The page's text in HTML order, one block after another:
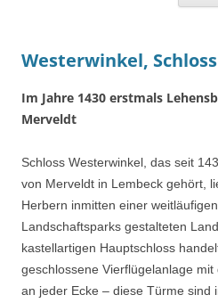
Westerwinkel, Schloss
Im Jahre 1430 erstmals
Merveldt
Schloss Westerwinkel, das seit
von Merveldt in Lembeck gehört,
Herbern inmitten einer
Landschaftsparks gestalteten
kastellartigen Hauptschloss
geschlossene Vierflügelanlage
an jeder Ecke – diese Türme sind